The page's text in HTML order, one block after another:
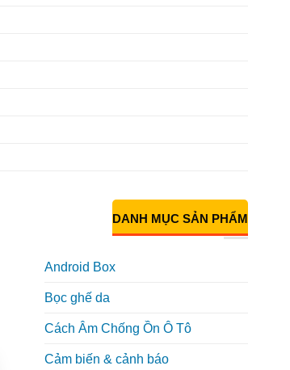
DANH MỤC SẢN PHẨM
Android Box
Bọc ghế da
Cách Âm Chống Ồn Ô Tô
Cảm biến & cảnh báo